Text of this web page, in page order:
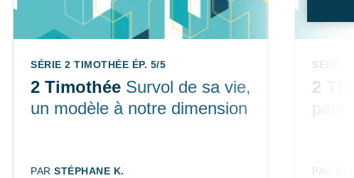
SÉRIE 2 TIMOTHÉE ÉP. 5/5
2 Timothée Survol de sa vie,
un modèle à notre dimension
AUTEUR:
PAR STÉPHANE K.
SÉRIE
2
PAR